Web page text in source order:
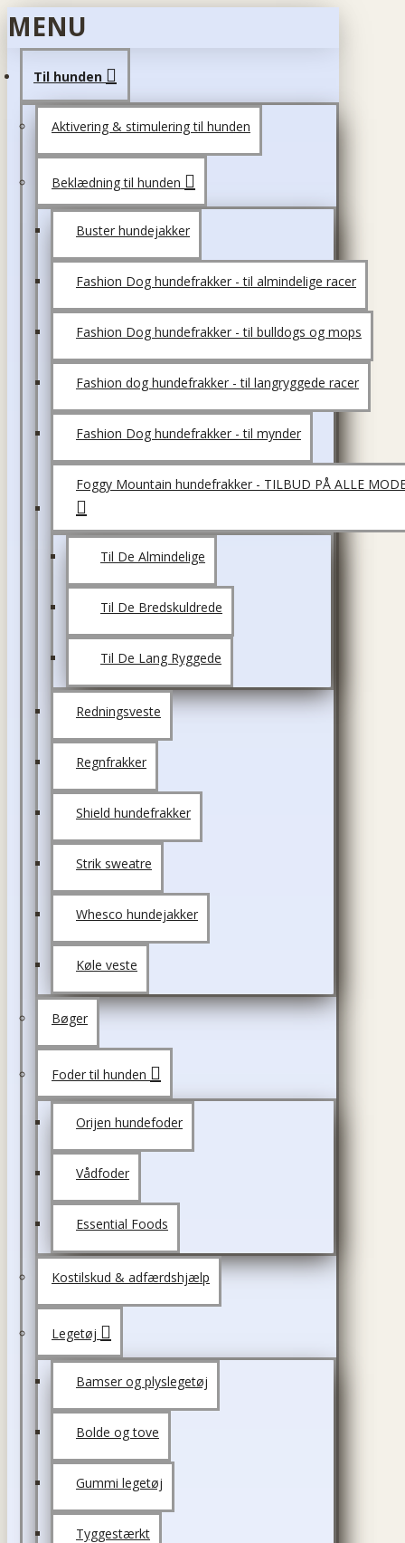
MENU
Til hunden
Aktivering & stimulering til hunden
Beklædning til hunden
Buster hundejakker
Fashion Dog hundefrakker - til almindelige racer
Fashion Dog hundefrakker - til bulldogs og mops
Fashion dog hundefrakker - til langryggede racer
Fashion Dog hundefrakker - til mynder
Foggy Mountain hundefrakker - TILBUD PÅ ALLE
Til De Almindelige
Til De Bredskuldrede
Til De Lang Ryggede
Redningsveste
Regnfrakker
Shield hundefrakker
Strik sweatre
Whesco hundejakker
Køle veste
Bøger
Foder til hunden
Orijen hundefoder
Vådfoder
Essential Foods
Kostilskud & adfærdshjælp
Legetøj
Bamser og plyslegetøj
Bolde og tove
Gummi legetøj
Tyggestærkt